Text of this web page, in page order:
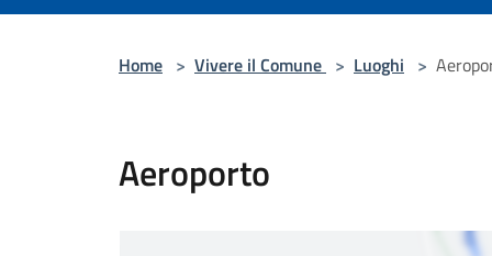
Home > Vivere il Comune > Luoghi >
Aeroporto